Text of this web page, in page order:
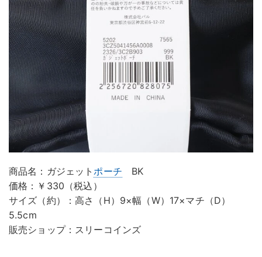
商品名：ガジェットポーチ BK
価格：￥330（税込）
サイズ（約）：高さ（H）9×幅（W）17×マチ（D）
5.5cm
販売ショップ：スリーコインズ